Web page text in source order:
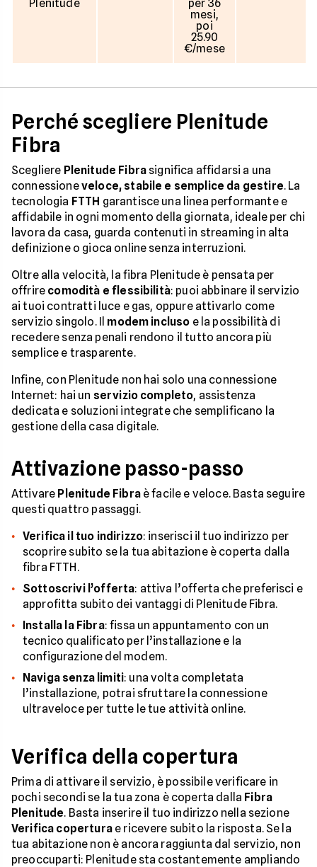
Plenitude
per 36
mesi,
poi
25.90
€/mese
Perché scegliere Plenitude
Fibra
Scegliere Plenitude Fibra significa affidarsi a una
connessioneveloce, stabile e semplice da gestire. La
tecnologia FTTH garantisce una linea performante e
affidabile in ogni momento della giornata, ideale per chi
lavora da casa, guarda contenuti in streaming in alta
definizione o gioca online senza interruzioni.
Oltre alla velocità, la fibra Plenitude è pensata per
offrire comodità e flessibilità: puoi abbinare il servizio
ai tuoi contratti luce e gas, oppure attivarlo come
servizio singolo. Il modem incluso e la possibilità di
recedere senza penali rendono il tutto ancora più
semplice e trasparente.
Infine, con Plenitude non hai solo una connessione
Internet: hai un servizio completo, assistenza
dedicata e soluzioni integrate che semplificano la
gestione della casa digitale.
Attivazione passo-passo
Attivare Plenitude Fibraè facile e veloce. Basta seguire
questi quattro passaggi.
Verifica il tuo indirizzo: inserisci il tuo indirizzo per
scoprire subito se la tua abitazione è coperta dalla
fibra FTTH.
Sottoscrivi l’offerta: attiva l’offerta che preferisci e
approfitta subito dei vantaggi di Plenitude Fibra.
Installa la Fibra: fissa un appuntamento con un
tecnico qualificato per l’installazione e la
configurazione del modem.
Naviga senza limiti: una volta completata
l’installazione, potrai sfruttare la connessione
ultraveloce per tutte le tue attività online.
Verifica della copertura
Prima di attivare il servizio, è possibile verificare in
pochi secondi se la tua zona è coperta dalla Fibra
Plenitude. Basta inserire il tuo indirizzo nella sezione
Verifica coperturae ricevere subito la risposta. Se la
tua abitazione non è ancora raggiunta dal servizio, non
preoccuparti: Plenitude sta costantemente ampliando